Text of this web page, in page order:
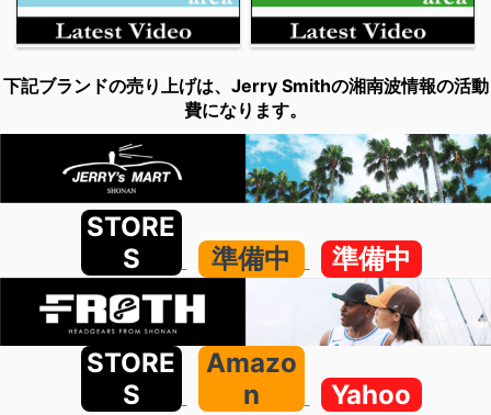
下記ブランドの売り上げは、Jerry Smithの湘南波情報の活動
費になります。
STORE
S
準備中 準備中
STORE
S
Amazo
n
Yahoo